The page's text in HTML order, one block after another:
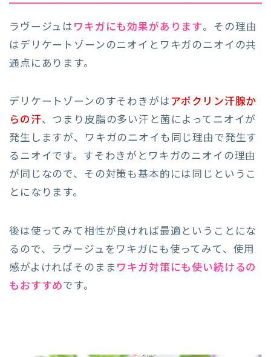
ラヴージュはワキガにも効果があります。その理由
はデリケートゾーンのニオイとワキガのニオイの共
通点にあります。
デリケートゾーンのすそわきがはアポクリン汗腺か
らの汗、つまり皮脂の多い汗と菌によってニオイが
発生しますが、ワキガのニオイも同じ理由で発生す
るニオイです。すそわきがとワキガのニオイの理由
が同じなので、その対策も基本的には同じというこ
とになります。
後は使ってみて相性が良ければ最適ということにな
るので、ラヴージュをワキガにも使ってみて、使用
感がよければそのまま ワキガ対策にも使い続けるの
もおすすめです。